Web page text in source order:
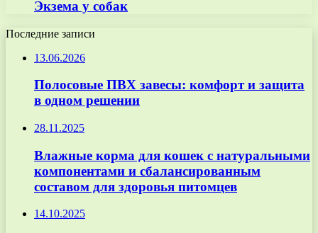
Экзема у собак
Последние записи
13.06.2026
Полосовые ПВХ завесы: комфорт и защита
в одном решении
28.11.2025
Влажные корма для кошек с натуральными
компонентами и сбалансированным
составом для здоровья питомцев
14.10.2025